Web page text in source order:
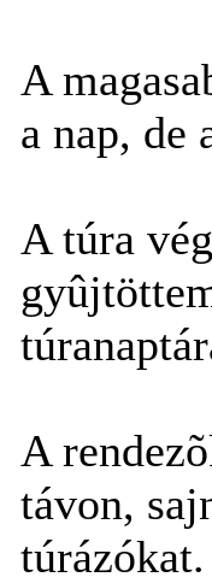
A
a nap, de
A túra
A
távon,
túrázókat.